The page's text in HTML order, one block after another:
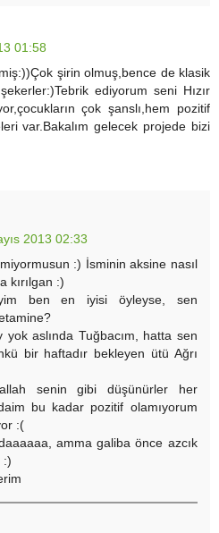
01:58
şirin olmuş,bence de klasik
ediyorum seni Hızır
çok şanslı,hem pozitif
var.Bakalım gelecek projede bizi
2013 02:33
:) İsminin aksine nasıl
kırılgan :)
ben en iyisi öyleyse, sen
yok aslında Tuğbacım, hatta sen
bir haftadır bekleyen ütü Ağrı
senin gibi düşünürler her
bu kadar pozitif olamıyorum
:(
amma galiba önce azcık
:)